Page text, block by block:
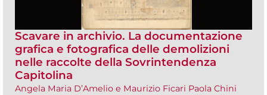
Scavare in archivio. La documentazione
grafica e fotografica delle demolizioni
nelle raccolte della Sovrintendenza
Capitolina
Angela Maria D’Amelio e Maurizio Ficari Paola Chini